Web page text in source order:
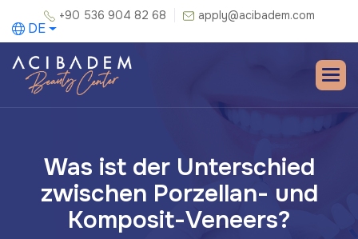
+90 536 904 82 68 apply@acibadem.com
DE
Was ist der Unterschied
zwischen Porzellan- und
Komposit-Veneers?